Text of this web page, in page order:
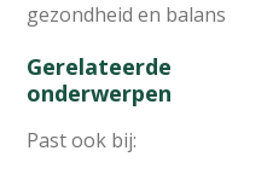
gezondheid en balans
Gerelateerde
onderwerpen
Past ook bij: